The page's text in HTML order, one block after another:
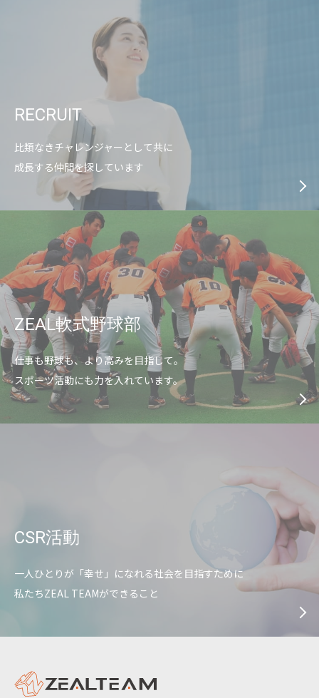
RECRUIT
比類なきチャレンジャーとして共に
成長する仲間を探しています
ZEAL軟式野球部
仕事も野球も、より高みを目指して。
スポーツ活動にも力を入れています。
CSR活動
一人ひとりが「幸せ」になれる社会を目指すために
私たちZEAL TEAMができること